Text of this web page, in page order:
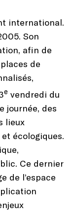
international.
Son
afin de
de
e vendredi du
journée, des
lieux
écologiques.
Ce dernier
de l’espace